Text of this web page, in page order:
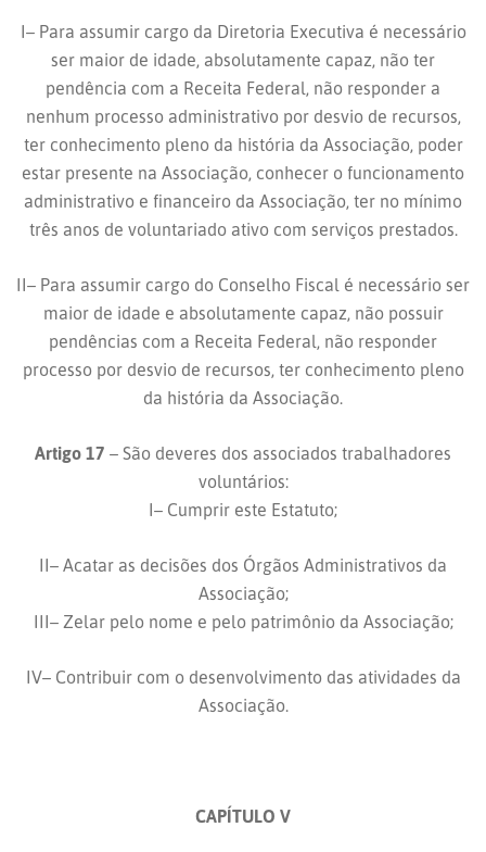
I– Para assumir cargo da Diretoria Executiva é necessário
ser maior de idade, absolutamente capaz, não ter
pendência com a Receita Federal, não responder a
nenhum processo administrativo por desvio de recursos,
ter conhecimento pleno da história da Associação, poder
estar presente na Associação, conhecer o funcionamento
administrativo e financeiro da Associação, ter no mínimo
três anos de voluntariado ativo com serviços prestados.
II– Para assumir cargo do Conselho Fiscal é necessário ser
maior de idade e absolutamente capaz, não possuir
pendências com a Receita Federal, não responder
processo por desvio de recursos, ter conhecimento pleno
da história da Associação.
Artigo 17 – São deveres dos associados trabalhadores
voluntários:
I– Cumprir este Estatuto;
II– Acatar as decisões dos Órgãos Administrativos da
Associação;
III– Zelar pelo nome e pelo patrimônio da Associação;
IV– Contribuir com o desenvolvimento das atividades da
Associação.
CAPÍTULO V